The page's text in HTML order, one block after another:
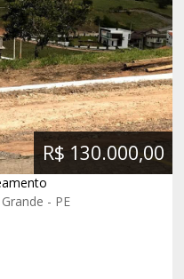
R$ 130.000,00
- PE